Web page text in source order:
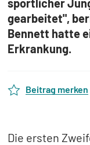
sportlicher
gearbeitet",
Bennett hatte
Erkrankung.
Beitrag merken
Die ersten